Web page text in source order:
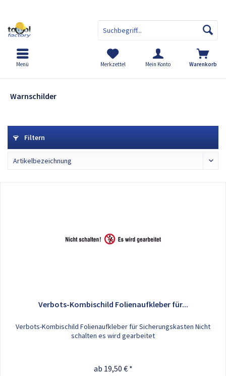
Warenkorb
Merkzettel Mein Konto
Menü
Warnschilder
Filtern
Verbots-Kombischild Folienaufkleber für...
Verbots-Kombischild Folienaufkleber für Sicherungskasten Nicht
schalten es wird gearbeitet
ab 19,50 € *